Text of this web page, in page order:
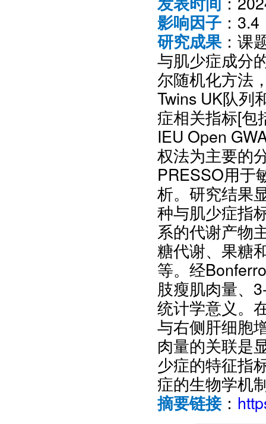
影响因子 ：3.4
研究成果：课
与肌少症成分
尔随机化方法
Twins UK队列
症相关指标[包
IEU Open
权法为主要的
PRESSO用于
析。研究结果
种与肌少症指
系的代谢产物
糖代谢、果糖
等。经
肢瘦肌肉量、
统计学意义。
与右侧肝细胞
肉量的关联是
少症的特征指
症的生物学机
摘要链接：